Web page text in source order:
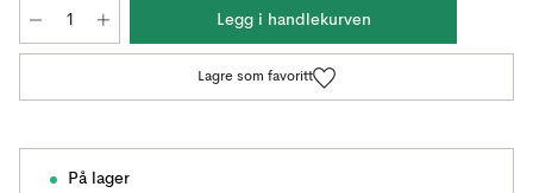
Legg i handlekurven
Lagre som favoritt
På lager